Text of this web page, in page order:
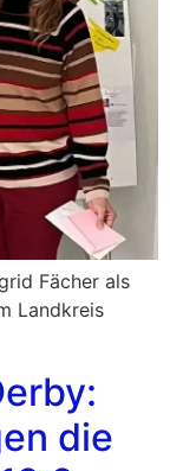
Fächer als
Landkreis
die